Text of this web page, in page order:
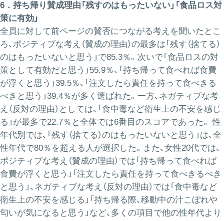
6．持ち帰り賛成理由「残すのはもったいない」「食品ロス対
策に有効」
全員に対して前ページの賛否につながる考えを聞いたとこ
ろ、ポジティブな考え（賛成の理由）の最多は「残す（捨てる）
のはもったいないと思う」で85.3％。次いで「食品ロスの対
策として有効だと思う」55.9％、「持ち帰って食べれば食費
が浮くと思う」39.5％、「注文したら責任を持って食べきる
べきと思う」39.4％が多く選ばれた。一方、ネガティブな考
え（反対の理由）としては、「食中毒など衛生上の不安を感じ
る」が最多で22.7％と全体では6番目のスコアであった。 性
年代別では、「残す（捨てる）のはもったいないと思う」は、全
性年代で80％を超える人が選択した。また、女性20代では、
ポジティブな考え（賛成の理由）では「持ち帰って食べれば
食費が浮くと思う」「注文したら責任を持って食べきるべき
と思う」、ネガティブな考え（反対の理由）では「食中毒など
衛生上の不安を感じる」「持ち帰る際、移動中の汁こぼれや
匂いが気になると思う」など、多くの項目で他の性年代より